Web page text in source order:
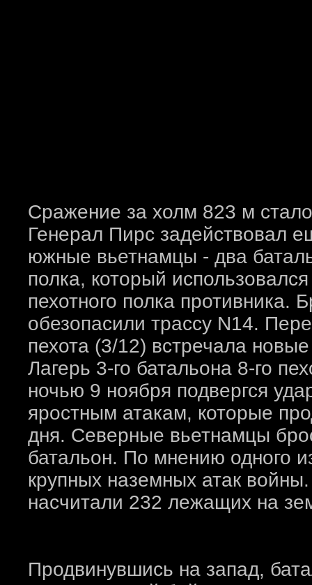
Сражение за холм 823 м
Генерал Пирс задействовал
южные вьетнамцы - два
полка, который
пехотного полка противника.
обезопасили трассу N14.
пехота (3/12) встречала
Лагерь 3-го батальона 8-го
ночью 9 ноября подвергся
яростным атакам, которые
дня. Северные вьетнамцы
батальон. По мнению одного
крупных наземных атак
насчитали 232 лежащих на
Продвинувшись на запад,